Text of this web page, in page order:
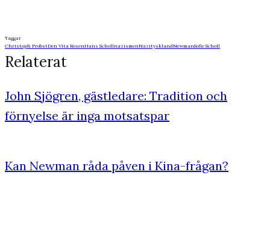
Taggar
Christoph ProbstDen Vita RosenHans SchollnazismenNazitysklandNewmanSofie Scholl
Relaterat
John Sjögren, gästledare: Tradition och
förnyelse är inga motsatspar
Kan Newman råda påven i Kina-frågan?